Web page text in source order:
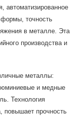
автоматизированное
формы, точность
в металле. Эта
производства и
металлы:
и медные
Технология
повышает прочность